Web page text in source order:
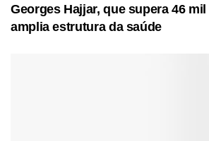
Georges Hajjar, que supera 46
amplia estrutura da saúde